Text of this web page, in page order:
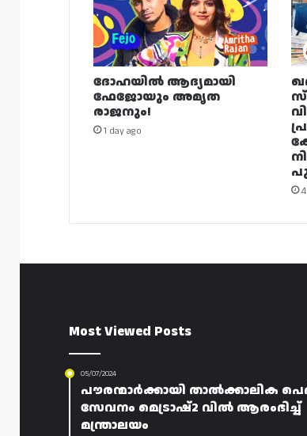
ദോഹയിൽ ആദ്യമായി
ഫേജോയും അമൃത
രാജനും!
1 day ago
Most Viewed Posts
05/07/2024
പൗരന്മാർക്കായി താൽക്കാലിക
സേവനം മെട്രാഷ്2 വിൽ ആരംഭിച്ച്
മന്ത്രാലയം